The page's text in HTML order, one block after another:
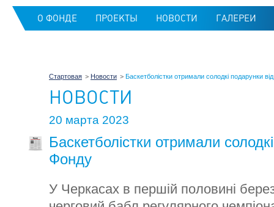
О ФОНДЕ ПРОЕКТЫ НОВОСТИ ГАЛЕРЕИ
Стартовая Новости Баскетболістки отримали солодкі подарунки
НОВОСТИ
20 марта 2023
Баскетболістки отримали
Фонду
У Черкасах в першій половині